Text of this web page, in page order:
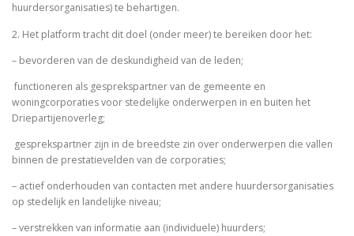
huurdersorganisaties) te behartigen.
2. Het platform tracht dit doel (onder meer) te bereiken door het:
– bevorderen van de deskundigheid van de leden;
­ functioneren als gesprekspartner van de gemeente en
woningcorporaties voor stedelijke onderwerpen in en buiten het
Driepartijenoverleg;
­ gesprekspartner zijn in de breedste zin over onderwerpen die vallen
binnen de prestatievelden van de corporaties;
– actief onderhouden van contacten met andere huurdersorganisaties
op stedelijk en landelijke niveau;
– verstrekken van informatie aan (individuele) huurders;